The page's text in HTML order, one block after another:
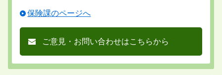
保険課のページへ
ご意見・お問い合わせはこちらから